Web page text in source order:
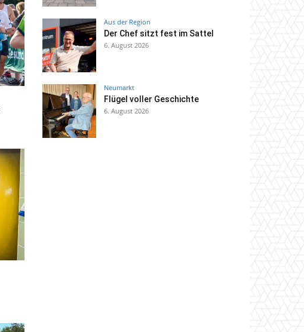
Aus der Region
Der Chef sitzt fest im Sattel
6. August 2026
Neumarkt
Flügel voller Geschichte
6. August 2026